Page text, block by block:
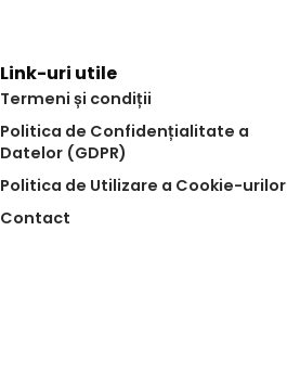
Link-uri utile
Termeni și condiții
Politica de Confidențialitate a
Datelor (GDPR)
Politica de Utilizare a Cookie-urilor
Contact